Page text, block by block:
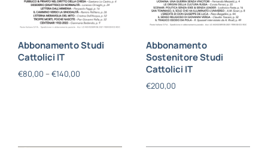
Abbonamento Studi
Cattolici IT
€80,00 – €140,00
Abbonamento
Sostenitore Studi
Cattolici IT
€200,00